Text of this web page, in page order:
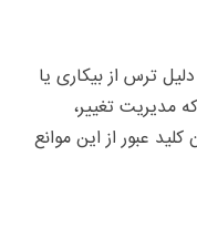
ترس از بیکاری یا
مدیریت تغییر،
عبور از این موانع